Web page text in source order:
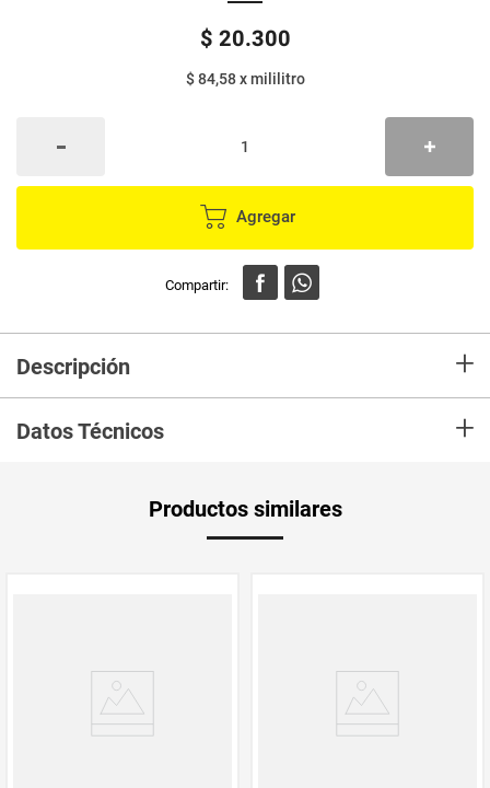
$ 20.300
$ 84,58xmililitro
Agregar
Descripción +
Datos Técnicos +
PUM - Unidad
de Medida
Productos similares